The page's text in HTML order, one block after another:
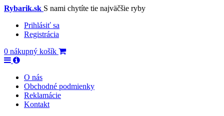
Rybarik.sk S nami chytíte tie najväčšie ryby
Prihlásiť sa
Registrácia
0 nákupný košík
O nás
Obchodné podmienky
Reklamácie
Kontakt